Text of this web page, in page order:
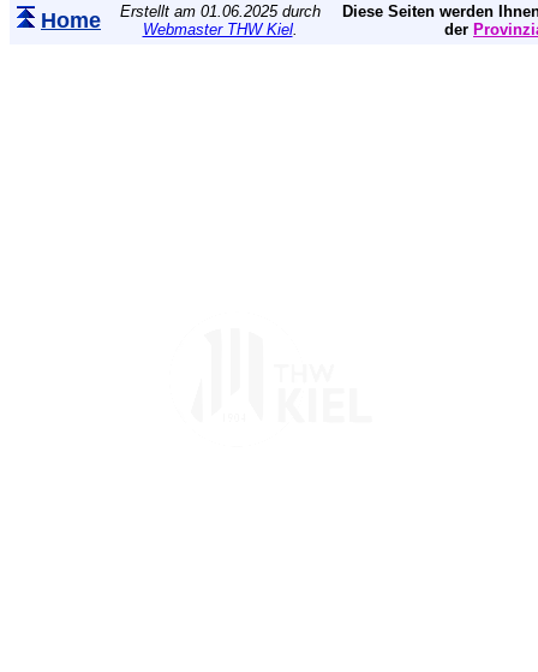
Home
Erstellt am 01.06.2025 durch
Webmaster THW Kiel.
Diese Seiten werden
der